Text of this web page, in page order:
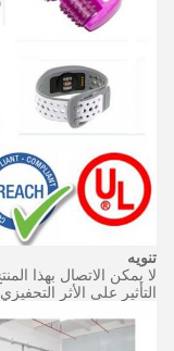
تنويه
التأثير على الأثر التحفيزي